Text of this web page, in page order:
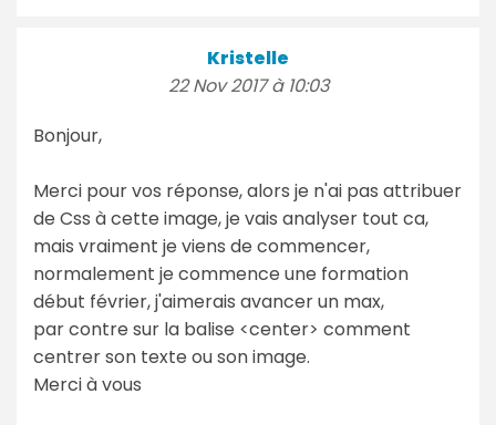
Kristelle
22 Nov 2017 à 10:03
Bonjour,
Merci pour vos réponse, alors je n'ai pas attribuer
de Css à cette image, je vais analyser tout ca,
mais vraiment je viens de commencer,
normalement je commence une formation
début février, j'aimerais avancer un max,
par contre sur la balise <center> comment
centrer son texte ou son image.
Merci à vous